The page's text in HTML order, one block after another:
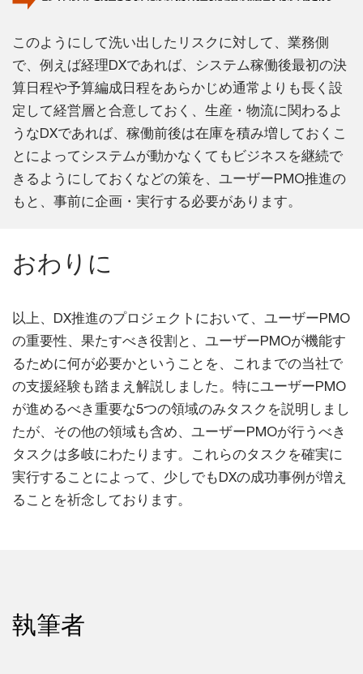
このようにして洗い出したリスクに対して、業務側
で、例えば経理DXであれば、システム稼働後最初の決
算日程や予算編成日程をあらかじめ通常よりも長く設
定して経営層と合意しておく、生産・物流に関わるよ
うなDXであれば、稼働前後は在庫を積み増しておくこ
とによってシステムが動かなくてもビジネスを継続で
きるようにしておくなどの策を、ユーザーPMO推進の
もと、事前に企画・実行する必要があります。
おわりに
以上、DX推進のプロジェクトにおいて、ユーザーPMO
の重要性、果たすべき役割と、ユーザーPMOが機能す
るために何が必要かということを、これまでの当社で
の支援経験も踏まえ解説しました。特にユーザーPMO
が進めるべき重要な5つの領域のみタスクを説明しまし
たが、その他の領域も含め、ユーザーPMOが行うべき
タスクは多岐にわたります。これらのタスクを確実に
実行することによって、少しでもDXの成功事例が増え
ることを祈念しております。
執筆者